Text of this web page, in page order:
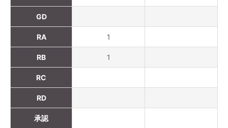
GD
RA
RB
RC
RD
承認
1
1